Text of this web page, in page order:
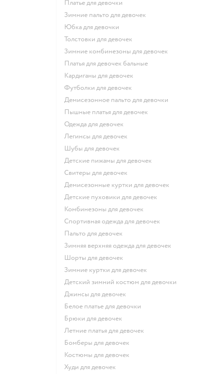
Платье для девочки
Зимние пальто для девочек
Юбка для девочки
Толстовки для девочек
Зимние комбинезоны для девочек
Платья для девочек бальные
Кардиганы для девочек
Футболки для девочек
Демисезонное пальто для девочки
Пышные платья для девочек
Одежда для девочек
Легинсы для девочек
Шубы для девочек
Детские пижамы для девочек
Свитеры для девочек
Демисезонные куртки для девочек
Детские пуховики для девочек
Комбинезоны для девочек
Спортивная одежда для девочек
Пальто для девочек
Зимняя верхняя одежда для девочек
Шорты для девочек
Зимние куртки для девочек
Детский зимний костюм для девочки
Джинсы для девочек
Белое платье для девочки
Брюки для девочек
Летние платья для девочек
Бомберы для девочек
Костюмы для девочек
Худи для девочек